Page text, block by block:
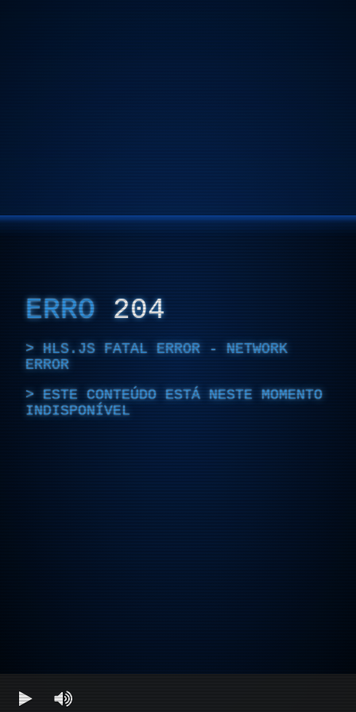
ERRO 204
HLS.JS FATAL ERROR - NETWORK
ERROR
ESTE CONTEÚDO ESTÁ NESTE MOMENTO
INDISPONÍVEL